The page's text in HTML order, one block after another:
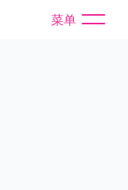
菜单